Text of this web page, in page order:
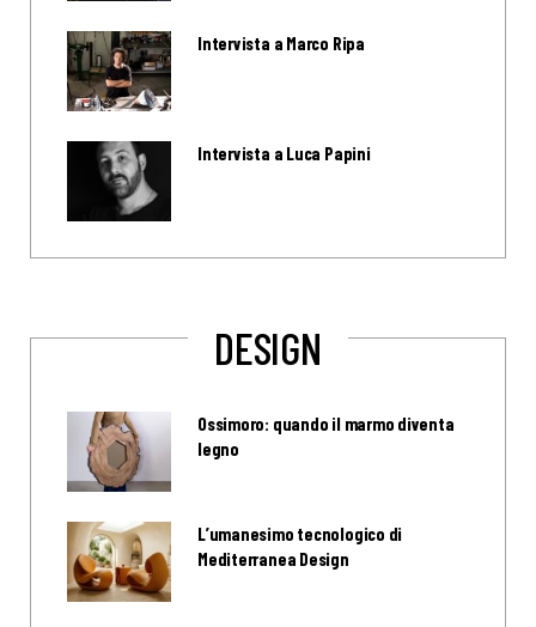
Intervista a Marco Ripa
Intervista a Luca Papini
DESIGN
Ossimoro: quando il marmo diventa
legno
L’umanesimo tecnologico di
Mediterranea Design